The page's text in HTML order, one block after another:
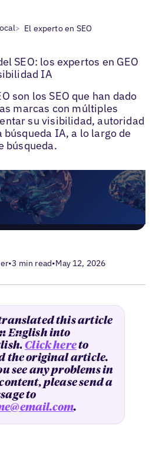
> El experto en SEO
SEO: los expertos en GEO
IA
son los SEO que han dado
marcas con múltiples
su visibilidad, autoridad
IA, a lo largo de
búsqueda.
•3 min read•May 12, 2026
translated this article
English into
Click hereto
the original article.
see any problems in
please send a
to
.